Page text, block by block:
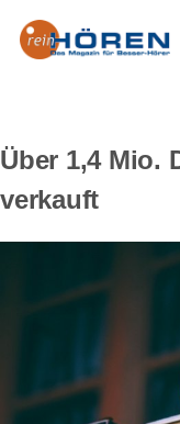
Über 1,4 Mio.
verkauft